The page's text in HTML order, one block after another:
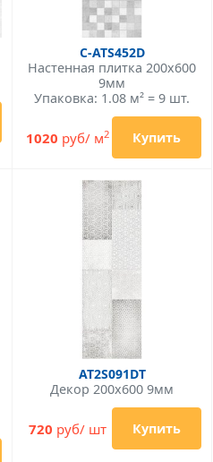
C-ATS452D
Настенная плитка 200x600
9мм
Упаковка: 1.08 м² = 9 шт.
1020 руб/ м2 Купить
AT2S091DT
Декор 200x600 9мм
720 руб/ шт Купить